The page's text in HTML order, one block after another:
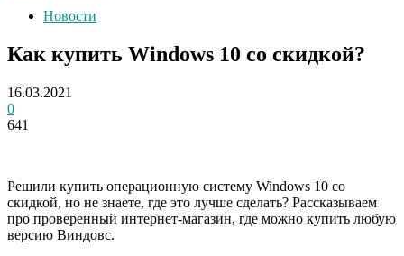
Новости
Как купить Windows 10 со скидкой?
16.03.2021
0
641
Решили купить операционную систему Windows 10 со
скидкой, но не знаете, где это лучше сделать? Рассказываем
про проверенный интернет-магазин, где можно купить любую
версию Виндовс.